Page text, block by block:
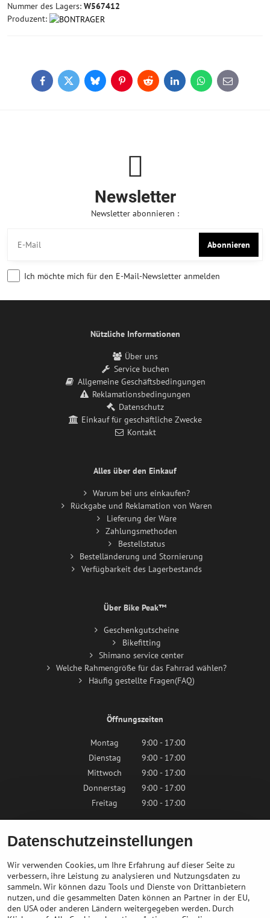
Nummer des Lagers: W567412
Produzent:
FacebookTwitterBlueskyPinterestReddit LinkedInWhatsApp
E-
mail
Newsletter
Newsletter abonnieren :
Abonnieren
Ich möchte mich für den E-Mail-Newsletter anmelden
Nützliche Informationen
Über uns
Service buchen
Allgemeine Geschäftsbedingungen
Reklamationsbedingungen
Datenschutz
Einkauf für geschäftliche Zwecke
Kontakt
Alles über den Einkauf
Warum bei uns einkaufen?
Rückgabe und Reklamation von Waren
Lieferung der Ware
Zahlungsmethoden
Bestellstatus
Bestelländerung und Stornierung
Verfügbarkeit des Lagerbestands
Über Bike Peak™
Geschenkgutscheine
Bikefitting
Shimano service center
Welche Rahmengröße für das Fahrrad wählen?
Häufig gestellte Fragen(FAQ)
Öffnungszeiten
Montag
9:00 - 17:00
Dienstag
9:00 - 17:00
Mittwoch
9:00 - 17:00
Donnerstag
9:00 - 17:00
Freitag
9:00 - 17:00
Samstag
9:00 - 12:00
Sonntag
Geschlossen
Kontaktieren Sie uns
Datenschutzeinstellungen
Wir verwenden Cookies, um Ihre Erfahrung auf dieser Seite zu
verbessern, ihre Leistung zu analysieren und Nutzungsdaten zu
sammeln. Wir können dazu Tools und Dienste von Drittanbietern
nutzen, und die gesammelten Daten können an Partner in der EU,
den USA oder anderen Ländern weitergegeben werden. Durch